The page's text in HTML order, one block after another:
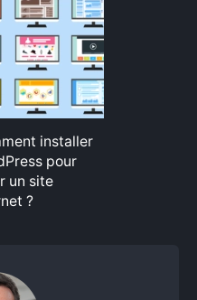
installer
pour
un site
?